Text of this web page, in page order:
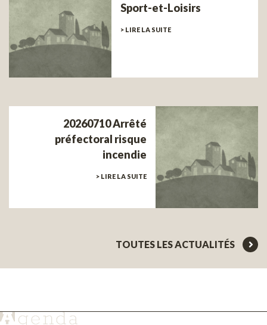
Sport-et-Loisirs
> LIRE LA SUITE
20260710 Arrêté
préfectoral risque
incendie
> LIRE LA SUITE
TOUTES LES ACTUALITÉS